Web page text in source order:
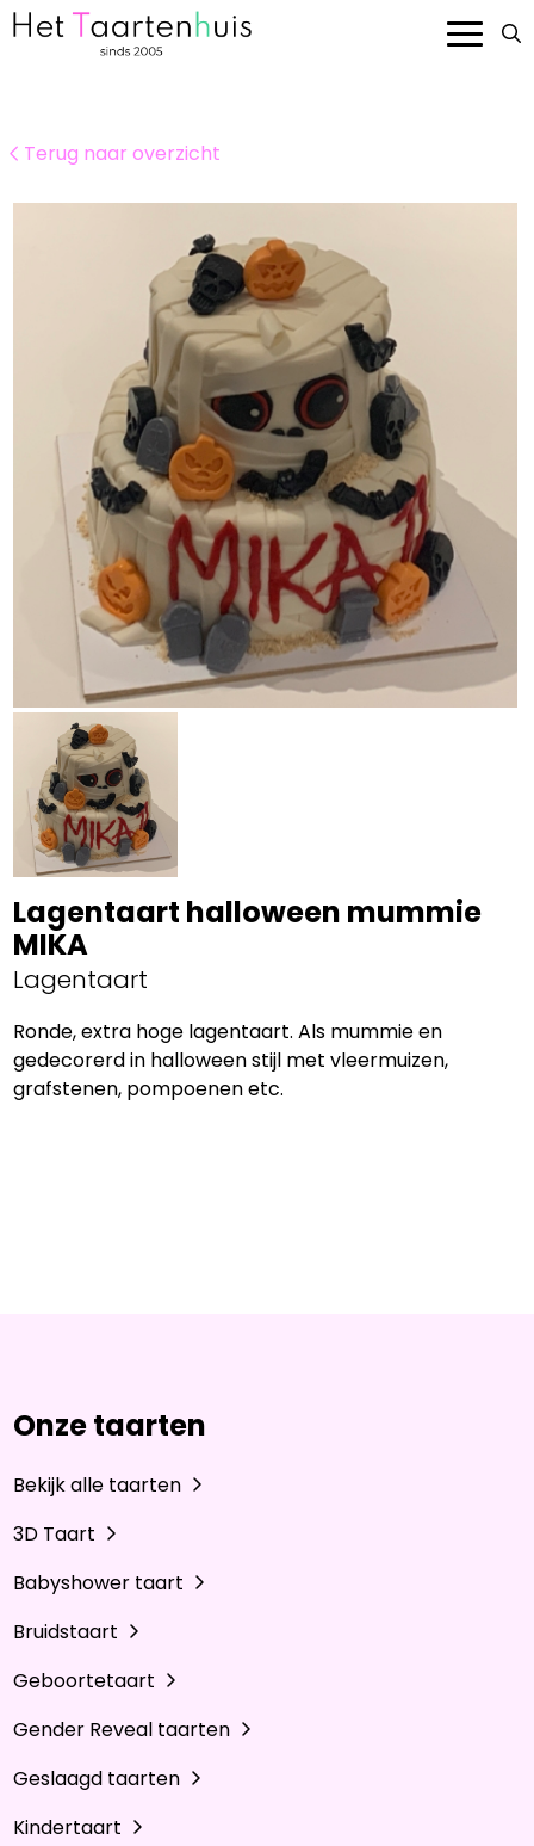
Smaken en prijzen
Bedrijven
Over ons
Contact
Bestellen
Terug naar overzicht
Lagentaart halloween mummie
MIKA
Lagentaart
Ronde, extra hoge lagentaart. Als mummie en
gedecorerd in halloween stijl met vleermuizen,
grafstenen, pompoenen etc.
Onze taarten
Bekijk alle taarten
3D Taart
Babyshower taart
Bruidstaart
Geboortetaart
Gender Reveal taarten
Geslaagd taarten
Kindertaart